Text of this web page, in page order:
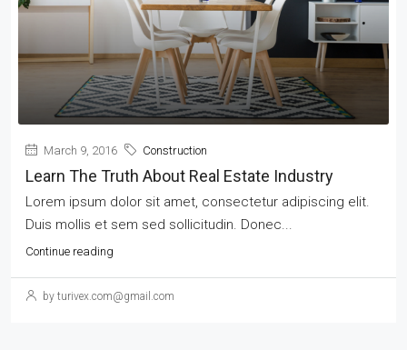
March 9, 2016 Construction
Learn The Truth About Real Estate Industry
Lorem ipsum dolor sit amet, consectetur adipiscing elit.
Duis mollis et sem sed sollicitudin. Donec...
Continue reading
by turivex.com@gmail.com